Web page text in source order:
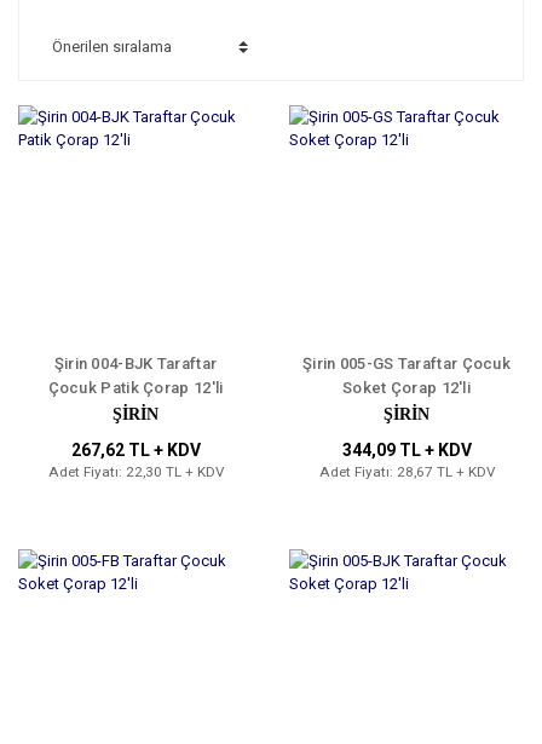
Şirin 004-BJK Taraftar
Çocuk Patik Çorap 12'li
ŞİRİN
267,62 TL + KDV
Adet Fiyatı: 22,30 TL + KDV
Şirin 005-GS Taraftar Çocuk
Soket Çorap 12'li
ŞİRİN
344,09 TL + KDV
Adet Fiyatı: 28,67 TL + KDV